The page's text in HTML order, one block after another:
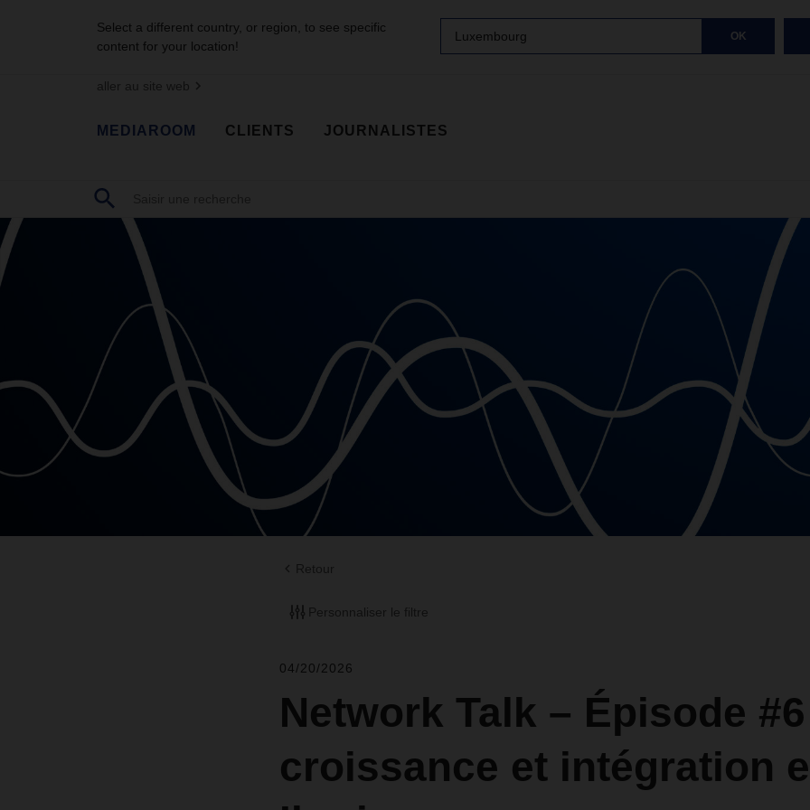
Select a different country, or region, to see specific
content for your location!
Luxembourg OK
aller au site web
MEDIAROOM CLIENTS JOURNALISTES
Retour
Personnaliser le filtre
04/20/2026
Network Talk – Épisode
croissance et intégration